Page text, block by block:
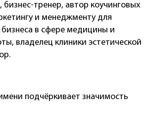
бизнес-тренер, автор коучинговых
и менеджменту для
в сфере медицины и
владелец клиники эстетической
подчёркивает значимость